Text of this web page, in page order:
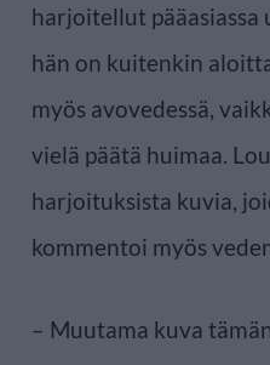
harjoitellut pääasiassa
hän on kuitenkin
myös avovedessä,
vielä päätä huimaa.
harjoituksista kuvia,
kommentoi myös
– Muutama kuva